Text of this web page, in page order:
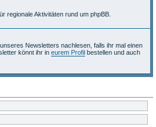
regionale Aktivitäten rund um phpBB.
Newsletters nachlesen, falls ihr mal einen
könnt ihr in eurem Profil bestellen und auch